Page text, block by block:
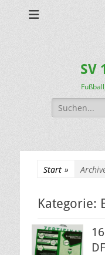
SV
Suchen
nach:
Start »
Kategorie: